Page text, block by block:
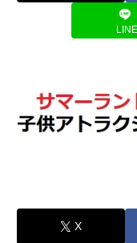
LINE
X